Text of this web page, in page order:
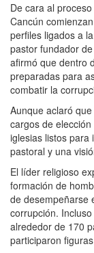
De cara al
Cancún
perfiles ligados a
pastor fundador
afirmó que dentro
preparadas para
combatir la
Aunque aclaró
cargos de
iglesias listos para
pastoral y una
El líder religioso
formación de
de desempeñarse
corrupción.
alrededor de 170
participaron